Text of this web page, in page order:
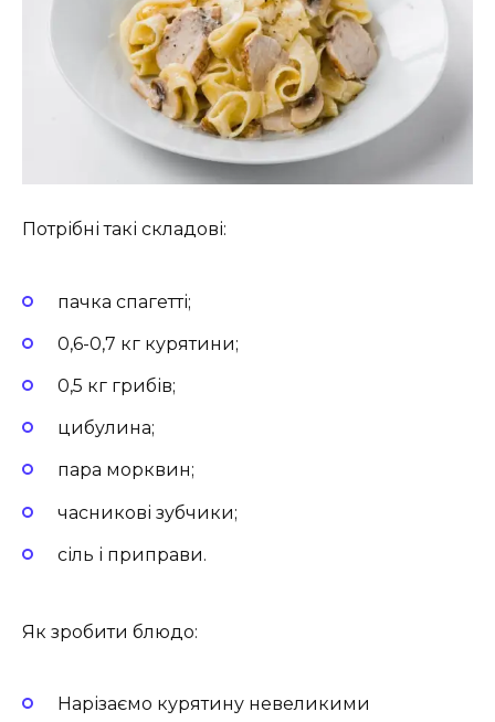
Потрібні такі складові:
пачка спагетті;
0,6-0,7 кг курятини;
0,5 кг грибів;
цибулина;
пара морквин;
часникові зубчики;
сіль і приправи.
Як зробити блюдо:
Нарізаємо курятину невеликими